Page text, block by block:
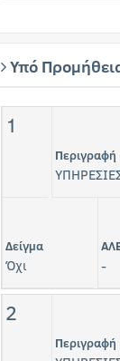
Υπό
1
Περιγραφή
Δείγμα
Όχι -
2
Περιγραφή